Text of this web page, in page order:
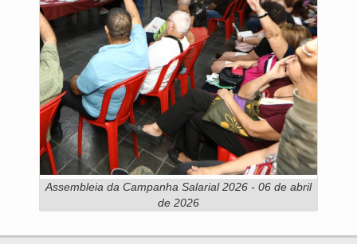
Assembleia da Campanha Salarial 2026 - 06 de abril
de 2026